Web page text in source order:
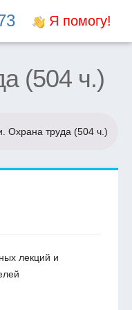
Я помогу!
(504 ч.)
Охрана труда (504 ч.)
лекций и